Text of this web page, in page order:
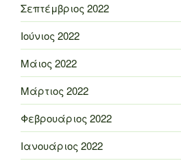
Σεπτέμβριος 2022
Ιούνιος 2022
Μάιος 2022
Μάρτιος 2022
Φεβρουάριος 2022
Ιανουάριος 2022